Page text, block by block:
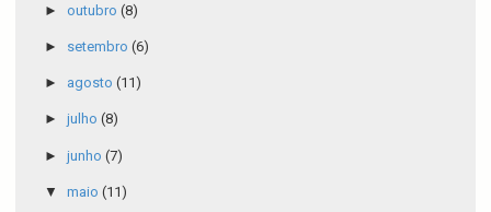
► outubro (8)
► setembro (6)
► agosto (11)
► julho (8)
► junho (7)
▼ maio (11)